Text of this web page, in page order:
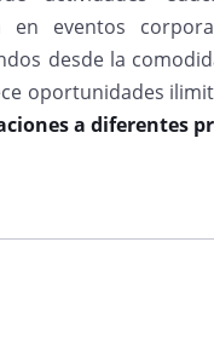
en eventos
desde la
oportunidades
a diferentes